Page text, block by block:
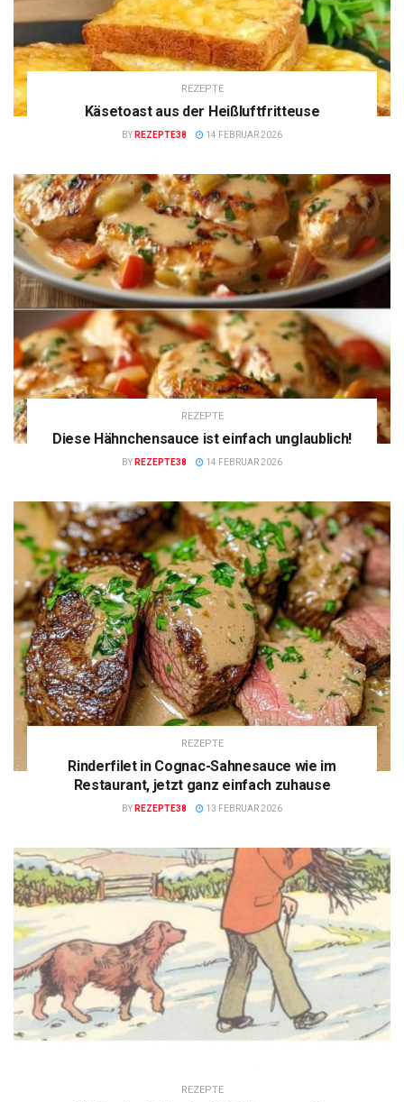
REZEPTE
Käsetoast aus der Heißluftfritteuse
BY REZEPTE38 14 FEBRUAR 2026
REZEPTE
Diese Hähnchensauce ist einfach unglaublich!
BY REZEPTE38 14 FEBRUAR 2026
REZEPTE
Rinderfilet in Cognac-Sahnesauce wie im
Restaurant, jetzt ganz einfach zuhause
BY REZEPTE38 13 FEBRUAR 2026
REZEPTE